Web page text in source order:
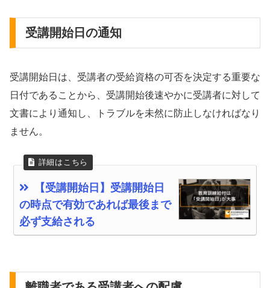
受講開始日の通知
受講開始日は、受講者の受給資格の可否を決定する重要な
日付であることから、受講開始後速やかに受講者に対して
文書により通知し、トラブルを未然に防止しなければなり
ません。
【受講開始日】受講開始日
の時点で有効であれば最後まで
必ず支給される